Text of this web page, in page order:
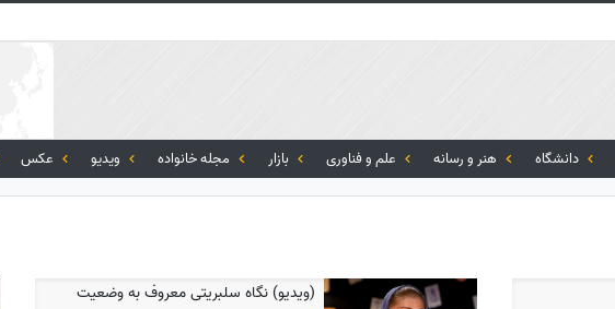
دانشگاه هنر و رسانه علم و فناوری بازار مجله خانواده ویدیو عکس
(ویدیو) نگاه سلبریتی معروف به وضعیت